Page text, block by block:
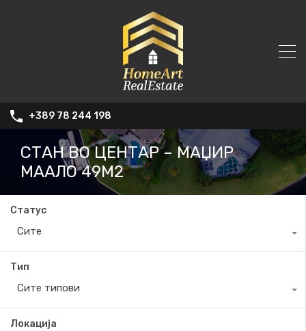
+389 78 244 198
СТАН ВО ЦЕНТАР – МАЏИР
МААЛО 49М2
Статус
Сите
Тип
Сите типови
Локација